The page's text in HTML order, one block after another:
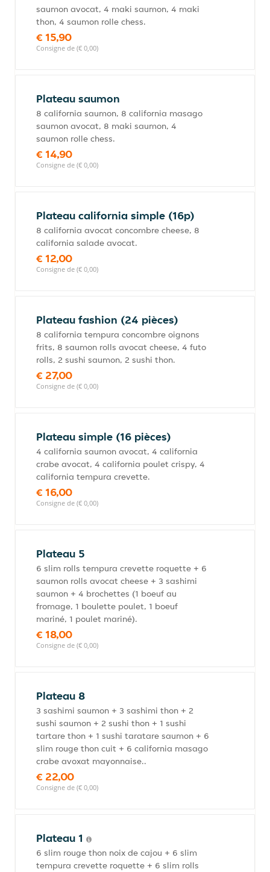
saumon avocat, 4 maki saumon, 4 maki
thon, 4 saumon rolle chess.
€ 15,90
Consigne de (€ 0,00)
Plateau saumon
8 california saumon, 8 california masago
saumon avocat, 8 maki saumon, 4
saumon rolle chess.
€ 14,90
Consigne de (€ 0,00)
Plateau california simple (16p)
8 california avocat concombre cheese, 8
california salade avocat.
€ 12,00
Consigne de (€ 0,00)
Plateau fashion (24 pièces)
8 california tempura concombre oignons
frits, 8 saumon rolls avocat cheese, 4 futo
rolls, 2 sushi saumon, 2 sushi thon.
€ 27,00
Consigne de (€ 0,00)
Plateau simple (16 pièces)
4 california saumon avocat, 4 california
crabe avocat, 4 california poulet crispy, 4
california tempura crevette.
€ 16,00
Consigne de (€ 0,00)
Plateau 5
6 slim rolls tempura crevette roquette + 6
saumon rolls avocat cheese + 3 sashimi
saumon + 4 brochettes (1 boeuf au
fromage, 1 boulette poulet, 1 boeuf
mariné, 1 poulet mariné).
€ 18,00
Consigne de (€ 0,00)
Plateau 8
3 sashimi saumon + 3 sashimi thon + 2
sushi saumon + 2 sushi thon + 1 sushi
tartare thon + 1 sushi taratare saumon + 6
slim rouge thon cuit + 6 california masago
crabe avoxat mayonnaise..
€ 22,00
Consigne de (€ 0,00)
Plateau 1
6 slim rouge thon noix de cajou + 6 slim
tempura crevette roquette + 6 slim rolls